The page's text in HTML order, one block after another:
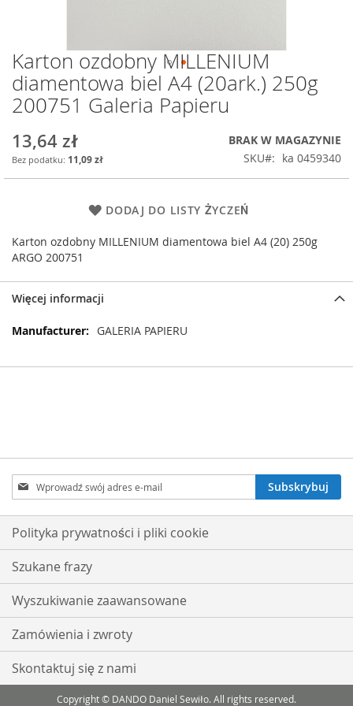
Przejdź
na
początek
galerii
Karton ozdobny MILLENIUM
diamentowa biel A4 (20ark.) 250g
200751 Galeria Papieru
13,64 zł
11,09 zł
BRAK W MAGAZYNIE
SKU
ka 0459340
DODAJ DO LISTY ŻYCZEŃ
Karton ozdobny MILLENIUM diamentowa biel A4 (20) 250g
ARGO 200751
Więcej informacji
Więcej
GALERIA PAPIERU
Subskrybuj
nasz
newsletter:
Subskrybuj
Polityka prywatności i pliki cookie
Szukane frazy
Wyszukiwanie zaawansowane
Zamówienia i zwroty
Skontaktuj się z nami
Copyright © DANDO Daniel Sewiło. All rights reserved.